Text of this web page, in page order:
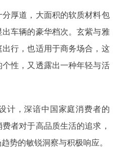
厚道，大面积的软质材料包
车辆的豪华档次。玄紫与雅
行，也适用于商务场合，这
性，又透露出一种年轻与活
计，深谙中国家庭消费者的
者对于高品质生活的追求，
势的敏锐洞察与积极响应。